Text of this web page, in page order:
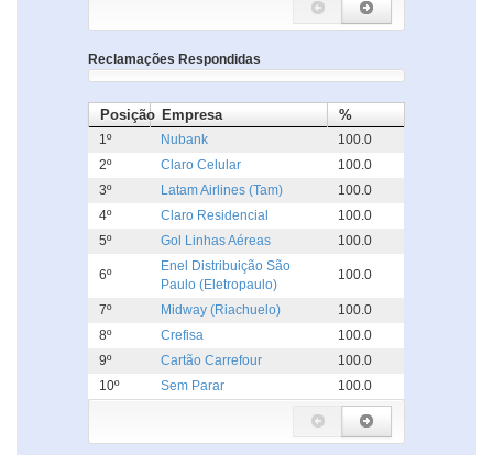
Reclamações Respondidas
Posição Empresa %
1º Nubank
100.0
2º
Claro Celular
100.0
3º
Latam Airlines (Tam)
100.0
4º
Claro Residencial
100.0
5º
Gol Linhas Aéreas 100.0
6º
Enel Distribuição São
Paulo (Eletropaulo)
100.0
7º Midway (Riachuelo)
100.0
8º
Crefisa
100.0
9º
Cartão Carrefour
100.0
10º
Sem Parar 100.0